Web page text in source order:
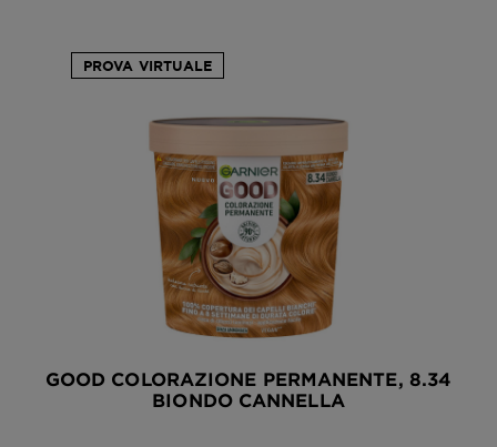
PROVA VIRTUALE
GOOD COLORAZIONE PERMANENTE, 8.34
BIONDO CANNELLA